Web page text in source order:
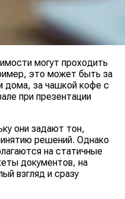
могут проходить
это может быть за
дома, за чашкой кофе с
при презентации
они задают тон,
решений. Однако
на статичные
документов, на
взгляд и сразу